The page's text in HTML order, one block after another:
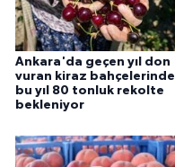
Ankara'da geçen yıl don
vuran kiraz bahçelerinde
bu yıl 80 tonluk rekolte
bekleniyor